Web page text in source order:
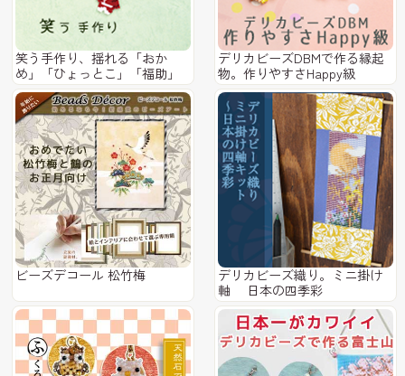
笑う手作り、揺れる「おか
め」「ひょっとこ」「福助」
デリカビーズDBMで作る縁起
物。作りやすさHappy級
ビーズデコール 松竹梅
デリカビーズ織り。ミニ掛け
軸 日本の四季彩